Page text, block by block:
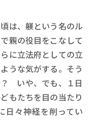
は、躾という名のル
親の役目をこなして
に立法府としての立
うな気がする。そう
いや、でも、１日
もたちを目の当たり
日々神経を削ってい